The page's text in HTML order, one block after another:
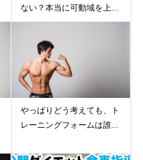
ない？本当に可動域を上...
やっぱりどう考えても、ト
レーニングフォームは誰...